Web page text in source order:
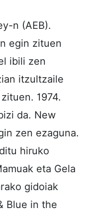
n (AEB).
egin zituen
ibili zen
itzultzaile
1974.
da. New
zen ezaguna.
hiruko
eta Gela
gidoiak
Blue in the